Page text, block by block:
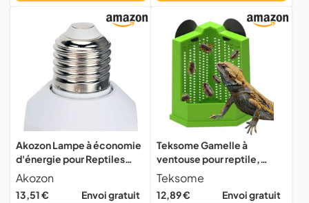
Akozon Lampe à économie
d'énergie pour Reptiles
UVB, Ampoule à économie
d'énergie pour Reptiles
UVB 13W, Serpent, Lézard-
Akozon
13,51 € Envoi gratuit
Teksome Gamelle à
ventouse pour reptile,
ermite, crabe, mangeoire
pour gecko, mangeoire
d'angle anti-
Teksome
12,89 € Envoi gratuit